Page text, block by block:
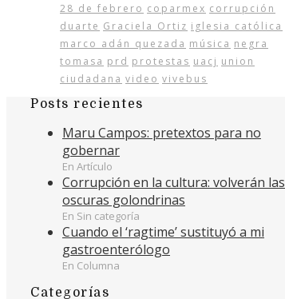
28 de febrero coparmex corrupción
duarte Graciela Ortiz iglesia católica
marco adán quezada música negra
tomasa prd protestas uacj union
ciudadana video vivebus
Posts recientes
Maru Campos: pretextos para no
gobernar
En Artículo
Corrupción en la cultura: volverán las
oscuras golondrinas
En Sin categoría
Cuando el ‘ragtime’ sustituyó a mi
gastroenterólogo
En Columna
Categorías